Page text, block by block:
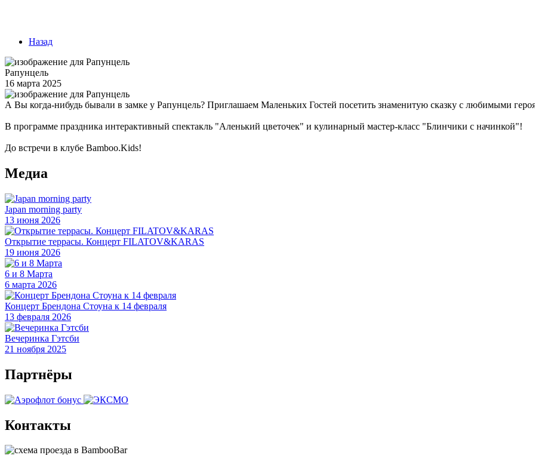
Назад
Рапунцель
16 марта 2025
А Вы когда-нибудь бывали в замке у Рапунцель? Приглашаем Маленьких Гостей посетить знаменитую сказку с любимыми
В программе праздника интерактивный спектакль "Аленький цветочек" и кулинарный мастер-класс "Блинчики с начинкой"!
До встречи в клубе Bamboo.Kids!
Медиа
Japan morning party
13 июня 2026
Открытие террасы. Концерт FILATOV&KARAS
19 июня 2026
6 и 8 Марта
6 марта 2026
Концерт Брендона Стоуна к 14 февраля
13 февраля 2026
Вечеринка Гэтсби
21 ноября 2025
Партнёры
Контакты